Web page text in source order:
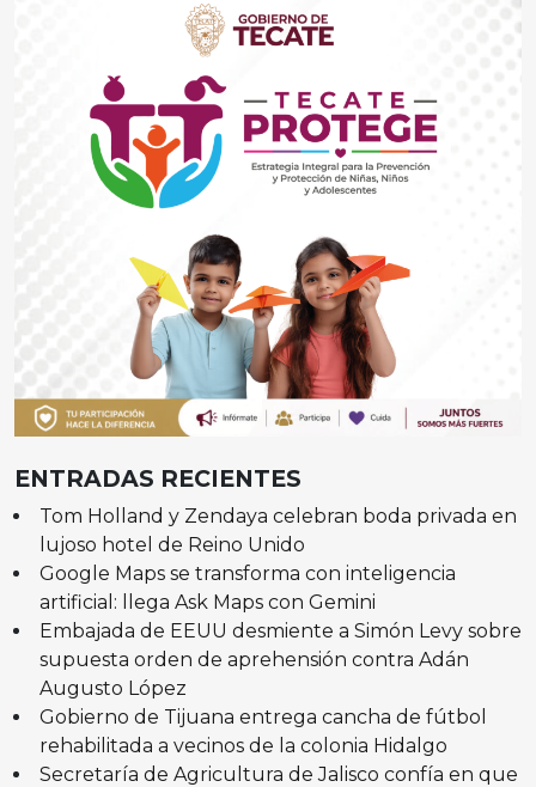
ENTRADAS RECIENTES
Tom Holland y Zendaya celebran boda privada en
lujoso hotel de Reino Unido
Google Maps se transforma con inteligencia
artificial: llega Ask Maps con Gemini
Embajada de EEUU desmiente a Simón Levy sobre
supuesta orden de aprehensión contra Adán
Augusto López
Gobierno de Tijuana entrega cancha de fútbol
rehabilitada a vecinos de la colonia Hidalgo
Secretaría de Agricultura de Jalisco confía en que